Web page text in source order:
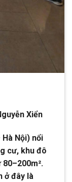
Xiển
Nội) nổi
cư, khu đô
ở đây là